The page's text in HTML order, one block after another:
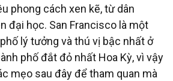
phong cách xen kẽ, từ dân
đại học. San Francisco là một
lý tưởng và thú vị bậc nhất ở
phố đắt đỏ nhất Hoa Kỳ, vì vậy
mẹo sau đây để tham quan mà